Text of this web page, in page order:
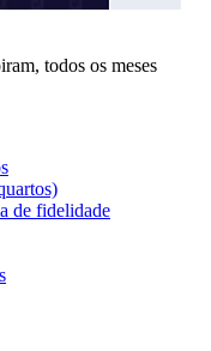
todos os meses
de fidelidade